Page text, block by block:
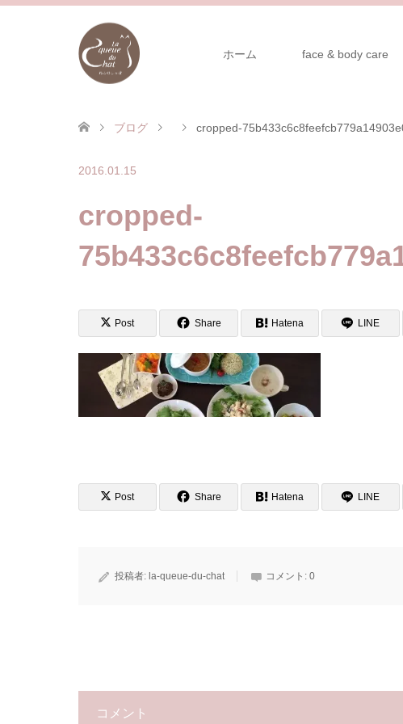
ホーム face & body care
ブログ cropped-
2016.01.15
cropped-
Post Share Hatena LINE
Post Share Hatena LINE
投稿者: la-queue-du-chat コメント: 0
コメント